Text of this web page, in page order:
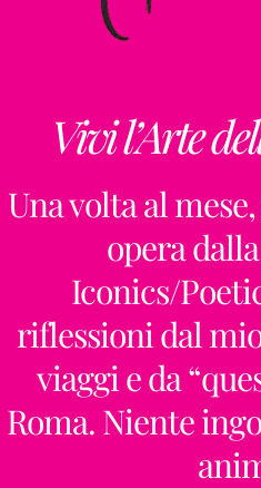
Vivi l’Arte
Una volta al
opera
Iconics/
riflessioni dal
viaggi e da
Roma. Niente